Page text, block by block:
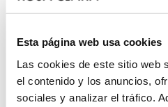
Esta página web usa cookies
Las cookies de este sitio web
el contenido y los anuncios,
sociales y analizar el tráfico.